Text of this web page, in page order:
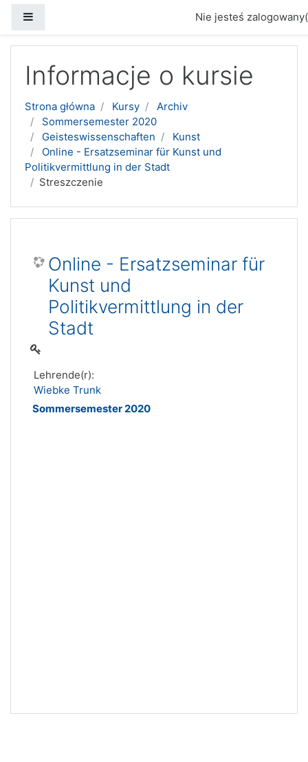
Nie jesteś
Informacje o kursie
Strona główna Kursy
Archiv
Sommersemester 2020
Geisteswissenschaften
Kunst
Online - Ersatzseminar für Kunst und
Politikvermittlung in der Stadt
Streszczenie
Online - Ersatzseminar für
Kunst und
Politikvermittlung in der
Stadt
Lehrende(r):
Wiebke Trunk
Sommersemester 2020